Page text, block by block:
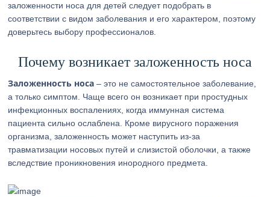
заложенности носа для детей следует подобрать в
соответствии с видом заболевания и его характером, поэтому
доверьтесь выбору профессионалов.
Почему возникает заложенность носа
Заложенность носа– это не самостоятельное заболевание,
а только симптом. Чаще всего он возникает при простудных
инфекционных воспалениях, когда иммунная система
пациента сильно ослаблена. Кроме вирусного поражения
организма, заложенность может наступить из-за
травматизации носовых путей и слизистой оболочки, а также
вследствие проникновения инородного предмета.